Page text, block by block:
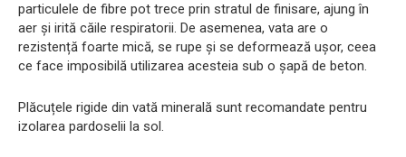
particulele de fibre pot trece prin stratul de finisare, ajung în
aer și irită căile respiratorii. De asemenea, vata are o
rezistență foarte mică, se rupe și se deformează ușor, ceea
ce face imposibilă utilizarea acesteia sub o șapă de beton.
Plăcuțele rigide din vată minerală sunt recomandate pentru
izolarea pardoselii la sol.